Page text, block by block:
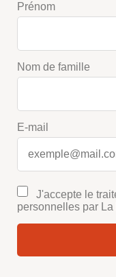
Prénom
Nom de famille
E-mail
J'accepte le
personnelles par